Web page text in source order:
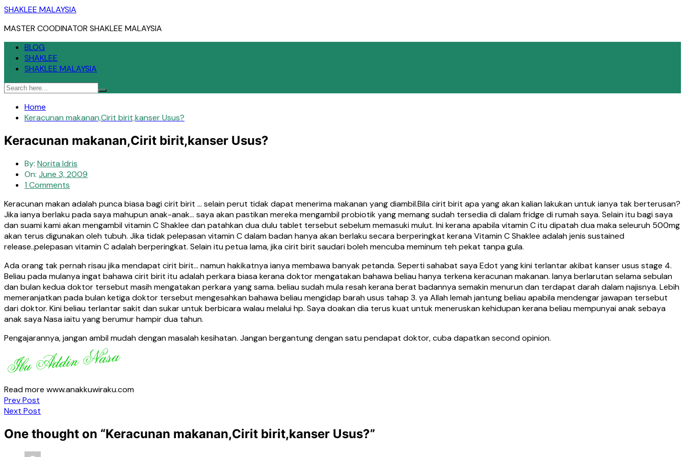
Skip
content
SHAKLEE MALAYSIA
MASTER COODINATOR SHAKLEE MALAYSIA
BLOG
SHAKLEE
SHAKLEE MALAYSIA
Home
Keracunan makanan,Cirit birit,kanser Usus?
Keracunan makanan,Cirit birit,kanser Usus?
By: Norita Idris
On: June 3, 2009
1 Comments
Keracunan makan adalah punca biasa bagi cirit birit … selain perut tidak dapat menerima makanan yang diambil.Bila cirit birit apa yang akan kalian lakukan untuk ianya tak berterusan?
Jika ianya berlaku pada saya mahupun anak-anak… saya akan pastikan mereka mengambil probiotik yang memang sudah tersedia di dalam fridge di rumah saya. Selain itu bagi saya
dan suami kami akan mengambil vitamin C Shaklee dan patahkan dua dulu tablet tersebut sebelum memasuki mulut. Ini kerana apabila vitamin C itu dipatah dua maka seleuruh 500mg
akan terus digunakan oleh tubuh. Jika tidak pelepasan vitamin C dalam badan hanya akan berlaku secara berperingkat kerana Vitamin C Shaklee adalah jenis sustained
release..pelepasan vitamin C adalah berperingkat. Selain itu petua lama, jika cirit birit saudari boleh mencuba meminum teh pekat tanpa gula.
Ada orang tak pernah risau jika mendapat cirit birit… namun hakikatnya ianya membawa banyak petanda. Seperti sahabat saya Edot yang kini terlantar akibat kanser usus stage 4.
Beliau pada mulanya ingat bahawa cirit birit itu adalah perkara biasa kerana doktor mengatakan bahawa beliau hanya terkena keracunan makanan. Ianya berlarutan selama sebulan
dan bulan kedua doktor tersebut masih mengatakan perkara yang sama. beliau sudah mula resah kerana berat badannya semakin menurun dan terdapat darah dalam najisnya. Lebih
memeranjatkan pada bulan ketiga doktor tersebut mengesahkan bahawa beliau mengidap barah usus tahap 3. ya Allah lemah jantung beliau apabila mendengar jawapan tersebut
dari doktor. Kini beliau terlantar sakit dan sukar untuk berbicara walau melalui hp. Saya doakan dia terus kuat untuk meneruskan kehidupan kerana beliau mempunyai anak sebaya
anak saya Nasa iaitu yang berumur hampir dua tahun.
Pengajarannya, jangan ambil mudah dengan masalah kesihatan. Jangan bergantung dengan satu pendapat doktor, cuba dapatkan second opinion.
Read more www.anakkuwiraku.com
Post
navigation
Prev Post
Next Post
One thought on “Keracunan makanan,Cirit birit,kanser Usus?”